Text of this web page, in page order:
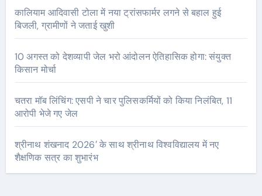
कालियाम आदिवासी टोला में नया ट्रांसफार्मर लगने से बहाल हुई
बिजली, ग्रामीणों ने जताई खुशी
10 अगस्त को देशव्यापी जेल भरो आंदोलन ऐतिहासिक होगा: संयुक्त
किसान मोर्चा
चतरा मॉब लिंचिंग: एसपी ने चार पुलिसकर्मियों को किया निलंबित, 11
आरोपी भेजे गए जेल
श्रीनाथ शंखनाद 2026′ के साथ श्रीनाथ विश्वविद्यालय में नए
शैक्षणिक सत्र का शुभारंभ